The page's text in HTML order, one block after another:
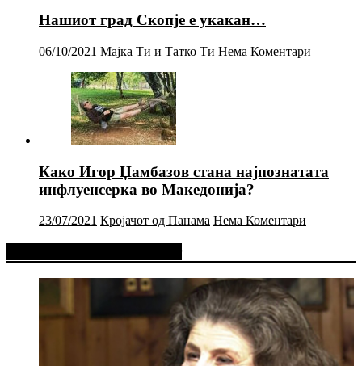
Нашиот град Скопје е укакан…
06/10/2021 Мајка Ти и Татко Ти Нема Коментари
Како Игор Џамбазов стана најпознатата
инфлуенсерка во Македонија?
23/07/2021 Кројачот од Панама Нема Коментари